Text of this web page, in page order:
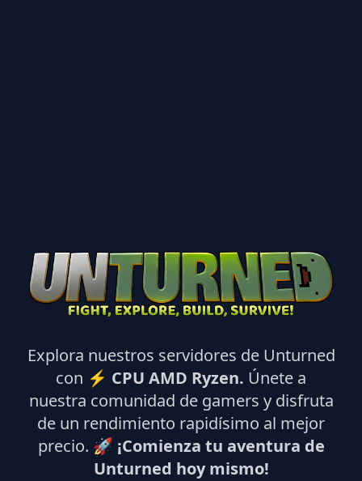
Explora nuestros servidores de Unturned
con ⚡ CPU AMD Ryzen. Únete a
nuestra comunidad de gamers y disfruta
de un rendimiento rapidísimo al mejor
precio. 🚀 ¡Comienza tu aventura de
Unturned hoy mismo!